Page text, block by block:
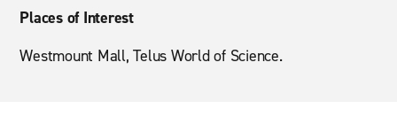
Places of Interest
Westmount Mall, Telus World of Science.